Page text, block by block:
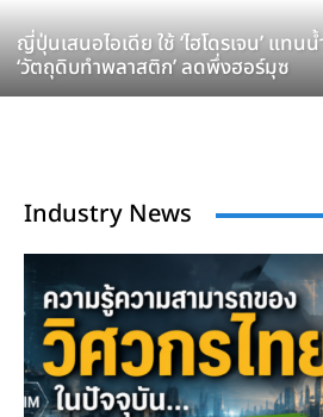
ญี่ปุ่นเสนอไอเดีย ใช้ ‘ไฮโดรเจน’ แท
‘วัตถุดิบทำพลาสติก’ ลดพึ่งฮอร์มุซ
Industry News